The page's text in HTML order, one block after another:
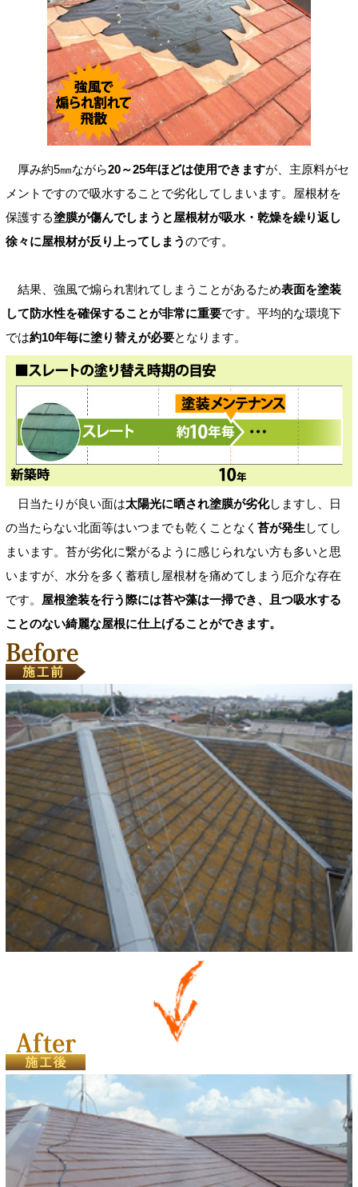
厚み約5㎜ながら20～25年ほどは使用できますが、主原料がセ
メントですので吸水することで劣化してしまいます。屋根材を
保護する塗膜が傷んでしまうと屋根材が吸水・乾燥を繰り返し
徐々に屋根材が反り上ってしまうのです。
結果、強風で煽られ割れてしまうことがあるため表面を塗装
して防水性を確保することが非常に重要です。平均的な環境下
では約10年毎に塗り替えが必要となります。
日当たりが良い面は太陽光に晒され塗膜が劣化しますし、日
の当たらない北面等はいつまでも乾くことなく 苔が発生 してし
まいます。苔が劣化に繋がるように感じられない方も多いと思
いますが、水分を多く蓄積し屋根材を痛めてしまう厄介な存在
です。 屋根塗装を行う際には苔や藻は一掃でき、且つ吸水する
ことのない綺麗な屋根に仕上げることができます。